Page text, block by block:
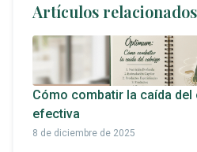
Artículos relacionados
Cómo combatir la caída del
efectiva
8 de diciembre de 2025